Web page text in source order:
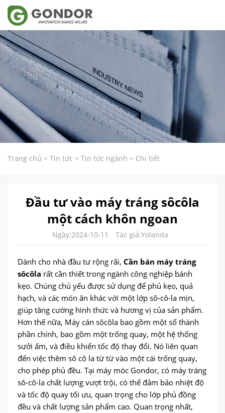
Trang chủ > Tin tức > Tin tức ngành > Chi tiết
Đầu tư vào máy tráng sôcôla
một cách khôn ngoan
Ngày:2024-10-11 Tác giả:Yolanda
Dành cho nhà đầu tư rộng rãi, Cần bán máy tráng
sôcôla rất cần thiết trong ngành công nghiệp bánh
kẹo. Chúng chủ yếu được sử dụng để phủ kẹo, quả
hạch, và các món ăn khác với một lớp sô-cô-la mịn,
giúp tăng cường hình thức và hương vị của sản phẩm.
Hơn thế nữa, Máy cán sôcôla bao gồm một số thành
phần chính, bao gồm một trống quay, một hệ thống
sưởi ấm, và điều khiển tốc độ thay đổi. Nó liên quan
đến việc thêm sô cô la từ từ vào một cái trống quay,
cho phép phủ đều. Tại máy móc Gondor, có máy tráng
sô-cô-la chất lượng vượt trội, có thể đảm bảo nhiệt độ
và tốc độ quay tối ưu, quan trọng cho lớp phủ đồng
đều và chất lượng sản phẩm cao. Quan trọng nhất,